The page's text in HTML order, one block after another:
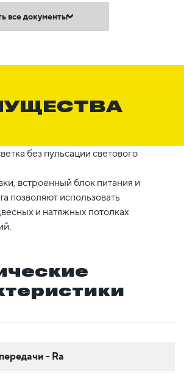
все документы
без пульсации светового
встроенный блок питания и
позволяют использовать
и натяжных потолках
- Ra